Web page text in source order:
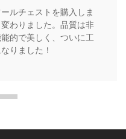
ルチェストを購入しま
わりました。品質は非
的で美しく、ついに工
りました！